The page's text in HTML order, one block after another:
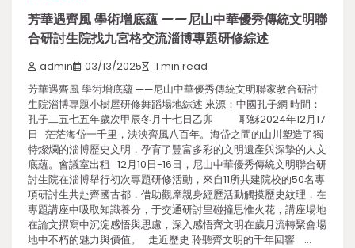
芳華遇齊風 學術增底蘊 ——尼山中華優秀傳統文明聯
合研討生院找九宮格交流淄博專題研修綜述
admin 03/13/2025 1 min read
芳華遇齊風 學術增底蘊 ——尼山中華優秀傳統文明聯家教合研討
生院淄博專題小樹屋研修舞蹈場地綜述 來源：中國孔子網 時間：
孔子二五七五年歲次甲辰冬月十七日乙卯 耶穌2024年12月17
日 茫茫海岱一千里，泱泱齊風八百年。海岱之間的山川塑造了獨
特燦爛的淄博歷史文明，孕育了豐富多彩的文明遺產與深摯的人文
底蘊。會議室出租 12月10日-16日，尼山中華優秀傳統文明聯合研
討生院在淄博舉行初次專題研修活動，來自11所共建院校的50名專
項研討生共赴齊國古都，借助觀摩親身經歷活動觸摸歷史紋理，在
專題講座中吸取知識養分，于交通研討里碰撞思惟火花，講座場地
在論文撰寫中沉淀感悟與思慮，深入感悟齊文明在歲月流轉聚會場
地中不朽的魅力與價值。 走近歷史 聆聽齊文明的千年回響 …